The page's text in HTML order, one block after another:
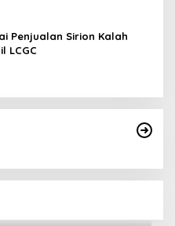
Penjualan Sirion Kalah
LCGC